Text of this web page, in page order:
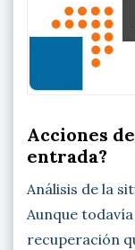
Acciones
entrada?
Análisis de la
Aunque
recuperación